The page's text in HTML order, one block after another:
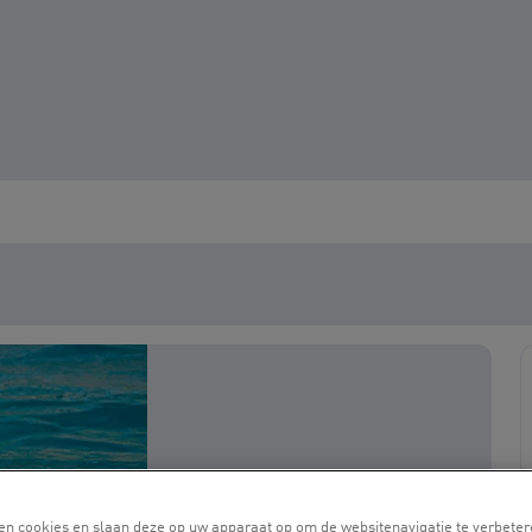
cookies en slaan deze op uw apparaat op om de websitenavigatie te